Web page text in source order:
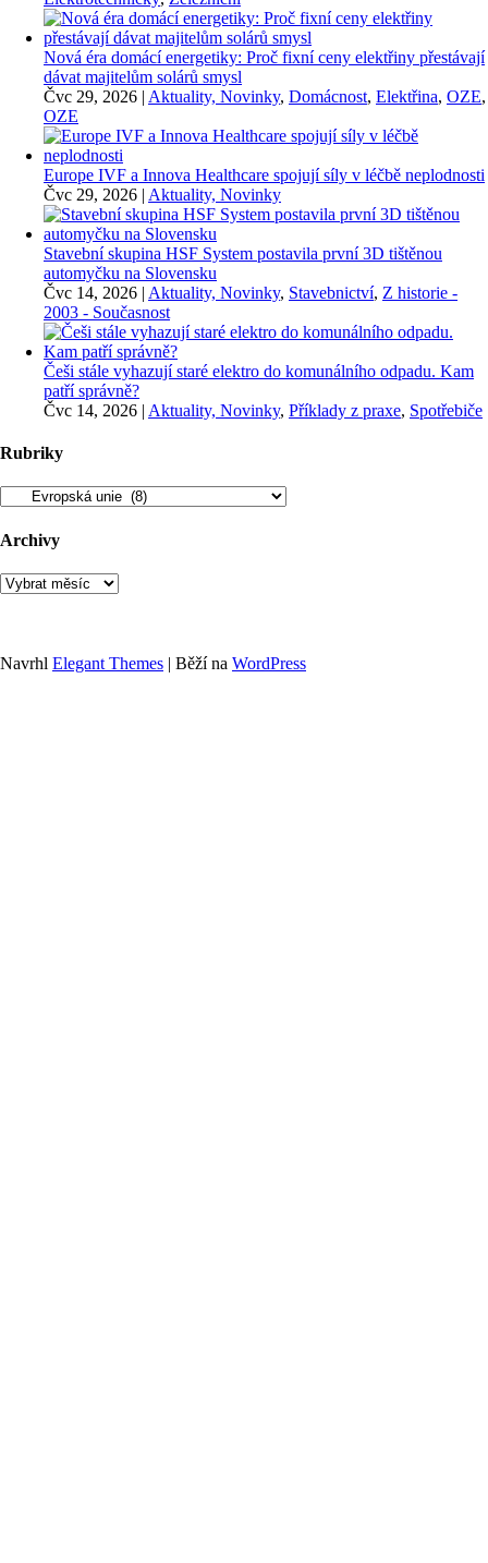
Nová éra domácí energetiky: Proč fixní ceny elektřiny přestávají
dávat majitelům solárů smysl
Čvc 29, 2026 | Aktuality, Novinky, Domácnost, Elektřina, OZE,
OZE
Europe IVF a Innova Healthcare spojují síly v léčbě neplodnosti
Čvc 29, 2026 | Aktuality, Novinky
Stavební skupina HSF System postavila první 3D tištěnou
automyčku na Slovensku
Čvc 14, 2026 | Aktuality, Novinky, Stavebnictví, Z historie -
2003 - Současnost
Češi stále vyhazují staré elektro do komunálního odpadu. Kam
patří správně?
Čvc 14, 2026 | Aktuality, Novinky, Příklady z praxe, Spotřebiče
Rubriky
Rubriky
Archivy
Archivy
Navrhl Elegant Themes | Běží na WordPress